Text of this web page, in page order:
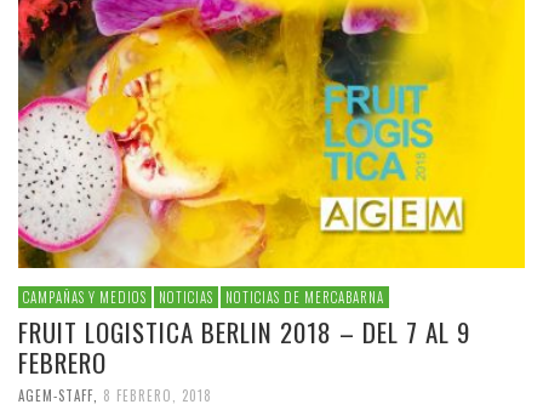
CAMPAÑAS Y MEDIOS NOTICIAS NOTICIAS DE MERCABARNA
FRUIT LOGISTICA BERLIN 2018 – DEL 7 AL 9
FEBRERO
AGEM-STAFF 8 FEBRERO, 2018